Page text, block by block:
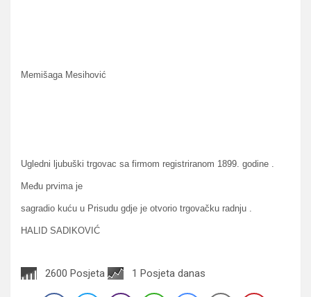
Memišaga Mesihović
Ugledni ljubuški trgovac sa firmom registriranom 1899. godine .
Među prvima je
sagradio kuću u Prisudu gdje je otvorio trgovačku radnju .
HALID SADIKOVIĆ
2600 Posjeta 1 Posjeta danas